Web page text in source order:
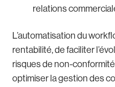
relations
L’automatisation du
rentabilité, de faciliter
risques de non-
optimiser la gestion des